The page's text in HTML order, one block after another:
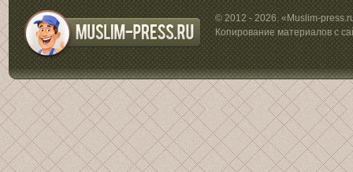
© 2012 - 2026. «Muslim-
Копирование материалов с